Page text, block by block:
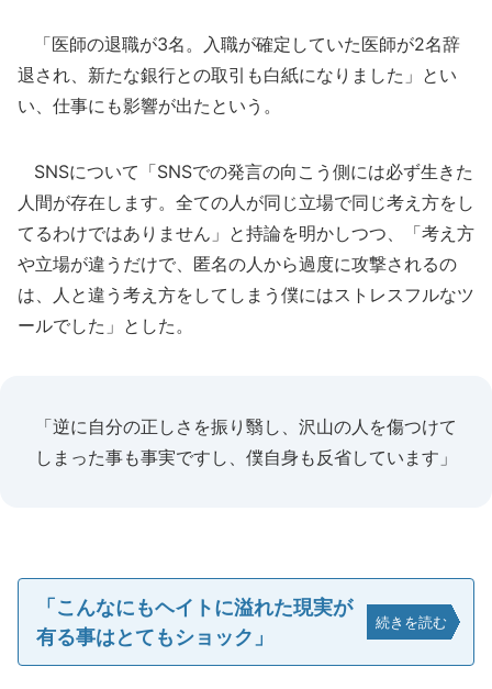
「医師の退職が3名。入職が確定していた医師が2名辞
退され、新たな銀行との取引も白紙になりました」とい
い、仕事にも影響が出たという。
SNSについて「SNSでの発言の向こう側には必ず生きた
人間が存在します。全ての人が同じ立場で同じ考え方をし
てるわけではありません」と持論を明かしつつ、「考え方
や立場が違うだけで、匿名の人から過度に攻撃されるの
は、人と違う考え方をしてしまう僕にはストレスフルなツ
ールでした」とした。
「逆に自分の正しさを振り翳し、沢山の人を傷つけて
しまった事も事実ですし、僕自身も反省しています」
「こんなにもヘイトに溢れた現実が
有る事はとてもショック」
続きを読む